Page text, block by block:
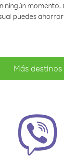
ningún momento.
puedes
Más destinos